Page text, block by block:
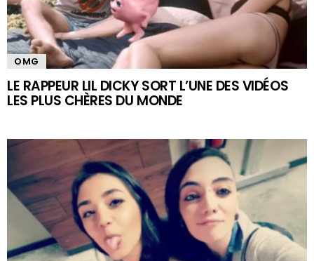
OMG
LE RAPPEUR LIL DICKY SORT L’UNE DES VIDÉOS
LES PLUS CHÈRES DU MONDE